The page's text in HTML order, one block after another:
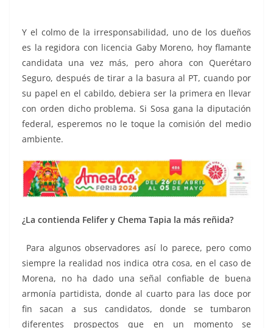
Y el colmo de la irresponsabilidad, uno de los dueños
es la regidora con licencia Gaby Moreno, hoy flamante
candidata una vez más, pero ahora con Querétaro
Seguro, después de tirar a la basura al PT, cuando por
su papel en el cabildo, debiera ser la primera en llevar
con orden dicho problema. Si Sosa gana la diputación
federal, esperemos no le toque la comisión del medio
ambiente.
¿La contienda Felifer y Chema Tapia la más reñida?
Para algunos observadores así lo parece, pero como
siempre la realidad nos indica otra cosa, en el caso de
Morena, no ha dado una señal confiable de buena
armonía partidista, donde al cuarto para las doce por
fin sacan a sus candidatos, donde se tumbaron
diferentes prospectos que en un momento se